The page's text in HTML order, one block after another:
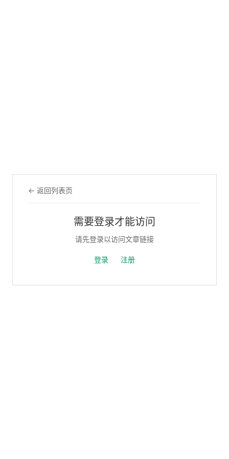
← 返回列表页
需要登录才能访问
请先登录以访问文章链接
登录 注册